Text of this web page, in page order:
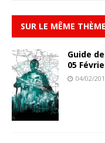
SUR LE MÊME THÈME
Guide
05
04/02/